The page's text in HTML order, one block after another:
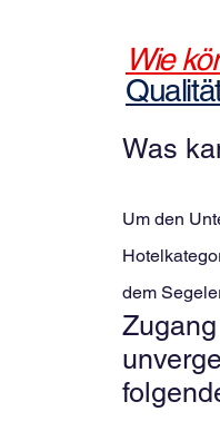
Wie
Was
Um den
dem